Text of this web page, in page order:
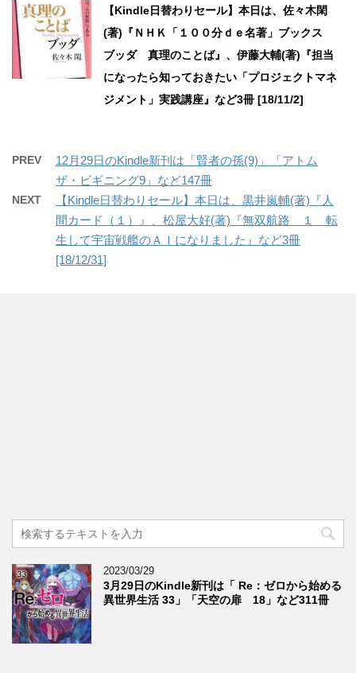
【Kindle日替わりセール】本日は、佐々木閑
(著)『ＮＨＫ「１００分ｄｅ名著」ブックス
ブッダ 真理のことば』、伊藤大輔(著)『担当
になったら知っておきたい「プロジェクトマネ
ジメント」実践講座』など3冊 [18/11/2]
PREV
12月29日のKindle新刊は「賢者の孫(9)」「アトム
ザ・ビギニング9」など147冊
NEXT
【Kindle日替わりセール】本日は、黒井嵐輔(著)『人
間カード（１）』、松屋大好(著)『無双航路 １ 転
生して宇宙戦艦のＡＩになりました』など3冊
[18/12/31]
2023/03/29
3月29日のKindle新刊は「 Re：ゼロから始める
異世界生活 33」「天空の扉 18」など311冊